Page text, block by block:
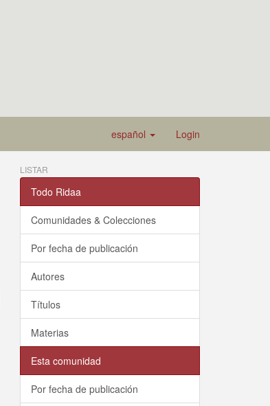
español Login
LISTAR
Todo Ridaa
Comunidades & Colecciones
Por fecha de publicación
Autores
Títulos
Materias
Esta comunidad
Por fecha de publicación